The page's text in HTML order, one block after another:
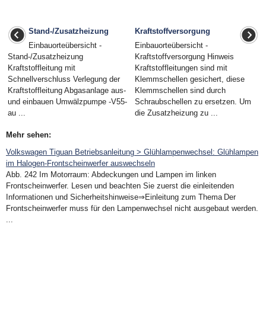
Stand-/Zusatzheizung
Einbauorteübersicht -
Stand-/Zusatzheizung
Kraftstoffleitung mit
Schnellverschluss Verlegung der
Kraftstoffleitung Abgasanlage aus-
und einbauen Umwälzpumpe -V55-
au ...
Kraftstoffversorgung
Einbauorteübersicht -
Kraftstoffversorgung Hinweis
Kraftstoffleitungen sind mit
Klemmschellen gesichert, diese
Klemmschellen sind durch
Schraubschellen zu ersetzen. Um
die Zusatzheizung zu ...
Mehr sehen:
Volkswagen Tiguan Betriebsanleitung > Glühlampenwechsel: Glühlampen
im Halogen-Frontscheinwerfer auswechseln
Abb. 242 Im Motorraum: Abdeckungen und Lampen im linken
Frontscheinwerfer. Lesen und beachten Sie zuerst die einleitenden
Informationen und Sicherheitshinweise⇒Einleitung zum Thema Der
Frontscheinwerfer muss für den Lampenwechsel nicht ausgebaut werden.
...